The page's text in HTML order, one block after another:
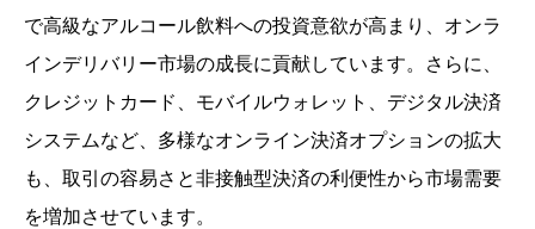
で高級なアルコール飲料への投資意欲が高まり、オンラ
インデリバリー市場の成長に貢献しています。さらに、
クレジットカード、モバイルウォレット、デジタル決済
システムなど、多様なオンライン決済オプションの拡大
も、取引の容易さと非接触型決済の利便性から市場需要
を増加させています。